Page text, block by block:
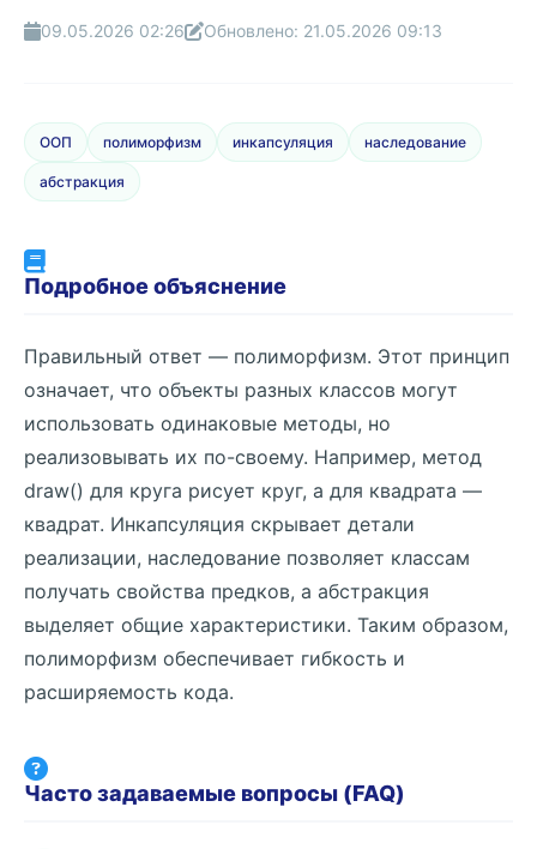
09.05.2026 02:26 Обновлено: 21.05.2026 09:13
ООП полиморфизм инкапсуляция наследование
абстракция
Подробное объяснение
Правильный ответ — полиморфизм. Этот принцип
означает, что объекты разных классов могут
использовать одинаковые методы, но
реализовывать их по-своему. Например, метод
draw() для круга рисует круг, а для квадрата —
квадрат. Инкапсуляция скрывает детали
реализации, наследование позволяет классам
получать свойства предков, а абстракция
выделяет общие характеристики. Таким образом,
полиморфизм обеспечивает гибкость и
расширяемость кода.
Часто задаваемые вопросы (FAQ)